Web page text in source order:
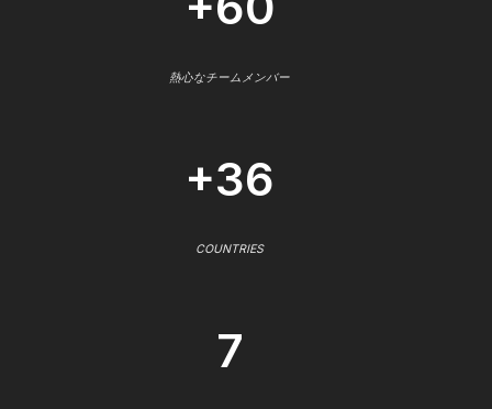
熱心なチームメンバー
+36
COUNTRIES
7